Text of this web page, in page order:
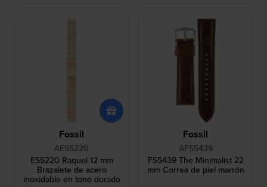
Fossil
AES5220
ES5220 Raquel 12 mm
Brazalete de acero
inoxidable en tono dorado
Fossil
AFS5439
FS5439 The Minimalist 22
mm Correa de piel marrón